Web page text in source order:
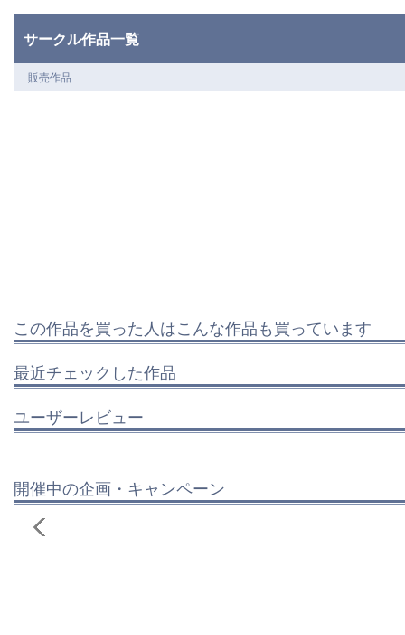
サークル作品一覧
販売作品
この作品を買った人はこんな作品も買っています
最近チェックした作品
ユーザーレビュー
開催中の企画・キャンペーン